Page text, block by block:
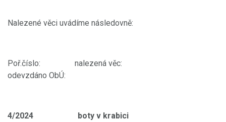
Nalezené věci uvádíme následovně:
Poř.číslo: nalezená věc:
odevzdáno ObÚ:
4/2024 boty v krabici